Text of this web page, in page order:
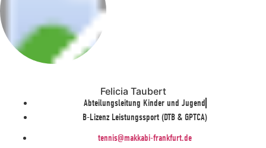
Felicia Taubert
Abteilungsleitung Kinder und Jugend
B-Lizenz Leistungssport (DTB & GPTCA)
tennis@makkabi-frankfurt.de